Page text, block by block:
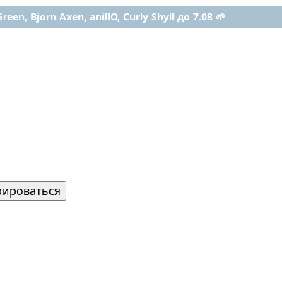
Bjorn Axen, anillO, Curly Shyll до 7.08 🌱